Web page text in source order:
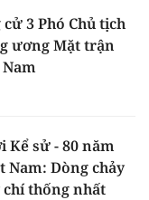
3 Phó Chủ tịch
ương Mặt trận
Kể sử - 80 năm
Nam: Dòng chảy
chí thống nhất